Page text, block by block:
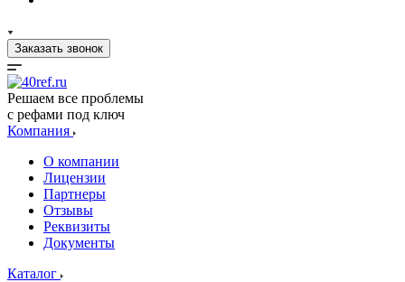
Заказать звонок
Решаем все проблемы
с рефами под ключ
Компания
О компании
Лицензии
Партнеры
Отзывы
Реквизиты
Документы
Каталог